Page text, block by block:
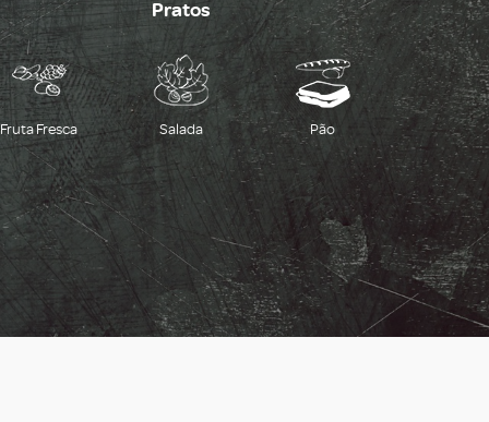
Pratos
Fruta Fresca Salada Pão